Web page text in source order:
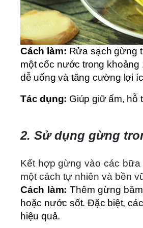
Cách làm: Rửa sạch gừng
một cốc nước trong
dễ uống và tăng cường lợi
Tác dụng: Giúp giữ ấm, hỗ
2. Sử dụng gừng
Kết hợp gừng vào các
một cách tự nhiên và bền
Cách làm: Thêm gừng
hoặc nước sốt. Đặc biệt,
hiệu quả.